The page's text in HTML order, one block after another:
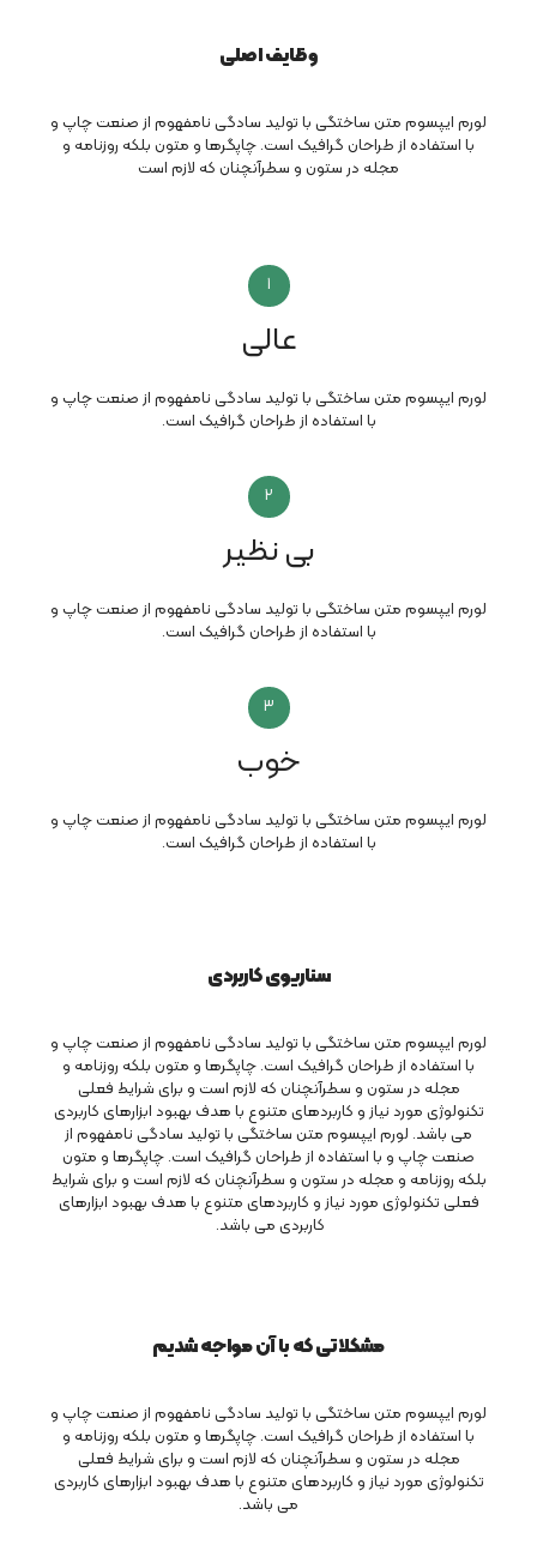
وظایف اصلی
لورم ایپسوم متن ساختگی با تولید سادگی نامفهوم از صنعت چاپ و
با استفاده از طراحان گرافیک است. چاپگرها و متون بلکه روزنامه و
مجله در ستون و سطرآنچنان که لازم است
1
عالی
لورم ایپسوم متن ساختگی با تولید سادگی نامفهوم از صنعت چاپ و
با استفاده از طراحان گرافیک است.
2
بی نظیر
لورم ایپسوم متن ساختگی با تولید سادگی نامفهوم از صنعت چاپ و
با استفاده از طراحان گرافیک است.
3
خوب
لورم ایپسوم متن ساختگی با تولید سادگی نامفهوم از صنعت چاپ و
با استفاده از طراحان گرافیک است.
سناریوی کاربردی
لورم ایپسوم متن ساختگی با تولید سادگی نامفهوم از صنعت چاپ و
با استفاده از طراحان گرافیک است. چاپگرها و متون بلکه روزنامه و
مجله در ستون و سطرآنچنان که لازم است و برای شرایط فعلی
تکنولوژی مورد نیاز و کاربردهای متنوع با هدف بهبود ابزارهای کاربردی
می باشد. لورم ایپسوم متن ساختگی با تولید سادگی نامفهوم از
صنعت چاپ و با استفاده از طراحان گرافیک است. چاپگرها و متون
بلکه روزنامه و مجله در ستون و سطرآنچنان که لازم است و برای شرایط
فعلی تکنولوژی مورد نیاز و کاربردهای متنوع با هدف بهبود ابزارهای
کاربردی می باشد.
مشکلاتی که با آن مواجه شدیم
لورم ایپسوم متن ساختگی با تولید سادگی نامفهوم از صنعت چاپ و
با استفاده از طراحان گرافیک است. چاپگرها و متون بلکه روزنامه و
مجله در ستون و سطرآنچنان که لازم است و برای شرایط فعلی
تکنولوژی مورد نیاز و کاربردهای متنوع با هدف بهبود ابزارهای کاربردی
می باشد.